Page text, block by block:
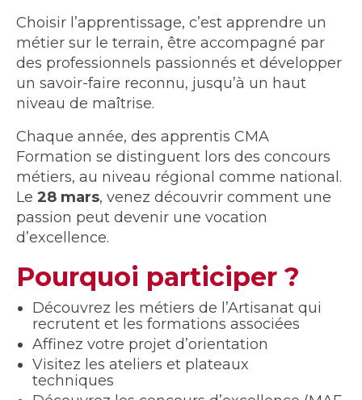
Choisir l’apprentissage, c’est apprendre un
métier sur le terrain, être accompagné par
des professionnels passionnés et développer
un savoir-faire reconnu, jusqu’à un haut
niveau de maîtrise.
Chaque année, des apprentis CMA
Formation se distinguent lors des concours
métiers, au niveau régional comme national.
Le 28 mars, venez découvrir comment une
passion peut devenir une vocation
d’excellence.
Pourquoi participer ?
Découvrez les métiers de l’Artisanat qui
recrutent et les formations associées
Affinez votre projet d’orientation
Visitez les ateliers et plateaux
techniques